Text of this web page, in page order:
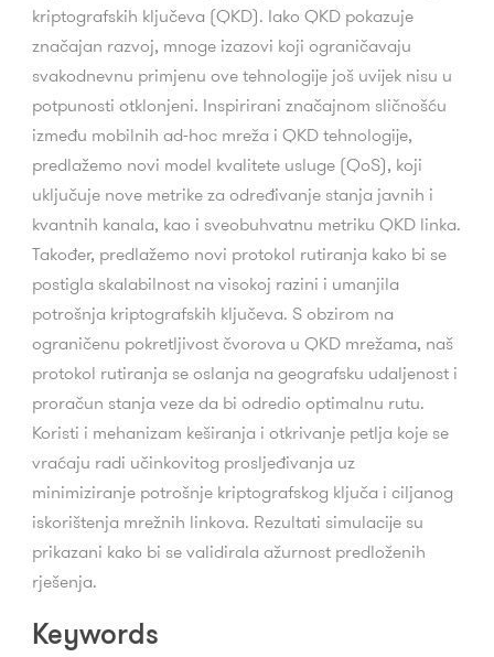
kriptografskih ključeva (QKD). Iako QKD pokazuje
značajan razvoj, mnoge izazovi koji ograničavaju
svakodnevnu primjenu ove tehnologije još uvijek nisu u
potpunosti otklonjeni. Inspirirani značajnom sličnošću
između mobilnih ad-hoc mreža i QKD tehnologije,
predlažemo novi model kvalitete usluge (QoS), koji
uključuje nove metrike za određivanje stanja javnih i
kvantnih kanala, kao i sveobuhvatnu metriku QKD linka.
Također, predlažemo novi protokol rutiranja kako bi se
postigla skalabilnost na visokoj razini i umanjila
potrošnja kriptografskih ključeva. S obzirom na
ograničenu pokretljivost čvorova u QKD mrežama, naš
protokol rutiranja se oslanja na geografsku udaljenost i
proračun stanja veze da bi odredio optimalnu rutu.
Koristi i mehanizam keširanja i otkrivanje petlja koje se
vraćaju radi učinkovitog prosljeđivanja uz
minimiziranje potrošnje kriptografskog ključa i ciljanog
iskorištenja mrežnih linkova. Rezultati simulacije su
prikazani kako bi se validirala ažurnost predloženih
rješenja.
Keywords